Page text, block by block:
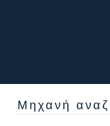
Μηχανή